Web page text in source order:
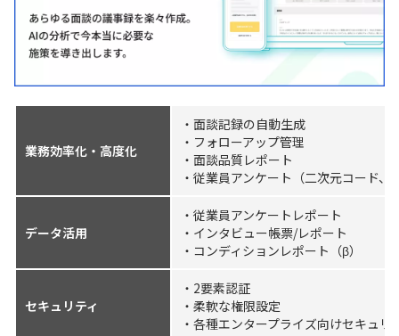
業務効率化・高度化
・面談記録の自動生成
・フォローアップ管理
・面談品質レポート
・従業員アンケート（二次元コード、
データ活用
・従業員アンケートレポート
・インタビュー帳票/レポート
・コンディションレポート（β）
セキュリティ
・2要素認証
・柔軟な権限設定
・各種エンタープライズ向けセキュリ